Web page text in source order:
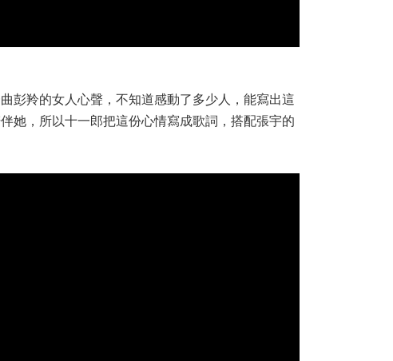
彭羚的女人心聲，不知道感動了多少人，能寫出這
她，所以十一郎把這份心情寫成歌詞，搭配張宇的